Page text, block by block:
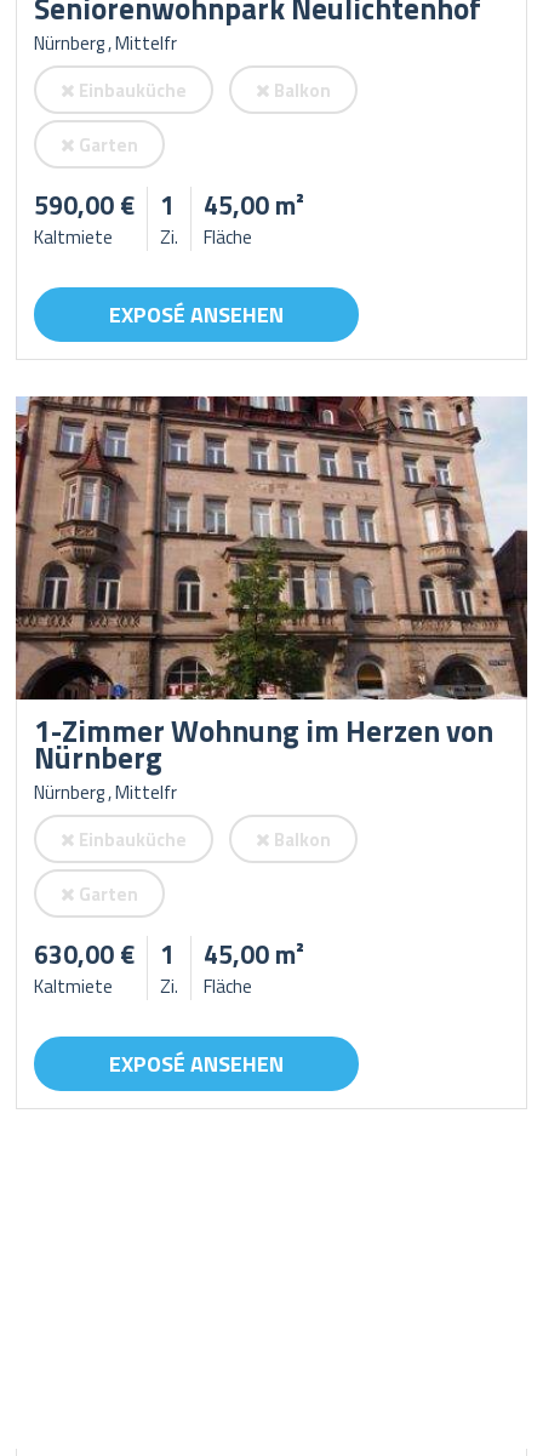
Nürnberg , Mittelfr
Einbauküche
Balkon
Garten
590,00 €
Kaltmiete
1
Zi.
45,00 m²
Fläche
EXPOSÉ ANSEHEN
1-Zimmer Wohnung im Herzen von
Nürnberg
Nürnberg , Mittelfr
Einbauküche
Balkon
Garten
630,00 €
Kaltmiete
1
Zi.
45,00 m²
Fläche
EXPOSÉ ANSEHEN